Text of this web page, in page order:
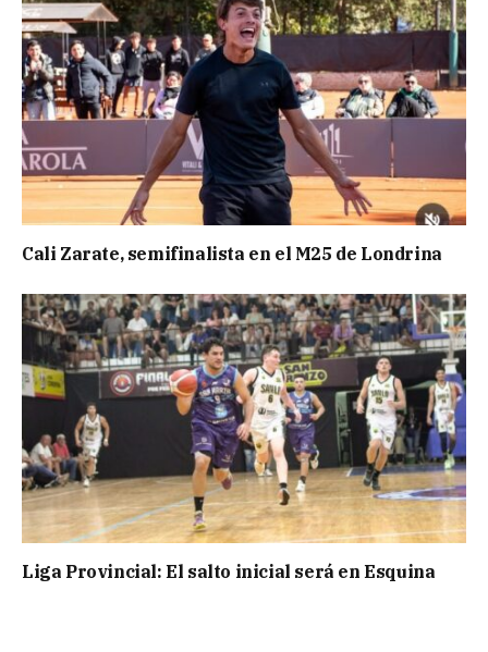
Cali Zarate, semifinalista en el M25 de Londrina
Liga Provincial: El salto inicial será en Esquina